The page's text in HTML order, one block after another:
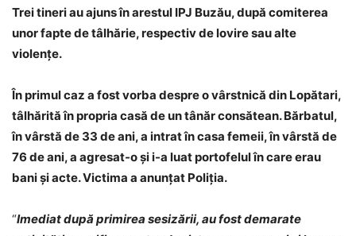
Trei tineri au ajuns în arestul IPJ Buzău, după comiterea
unor fapte de tâlhărie, respectiv de lovire sau alte
violențe.
În primul caz a fost vorba despre o vârstnică din Lopătari,
tâlhărită în propria casă de un tânăr consătean. Bărbatul,
în vârstă de 33 de ani, a intrat în casa femeii, în vârstă de
76 de ani, a agresat-o și i-a luat portofelul în care erau
bani și acte. Victima a anunțat Poliția.
“Imediat după primirea sesizării, au fost demarate